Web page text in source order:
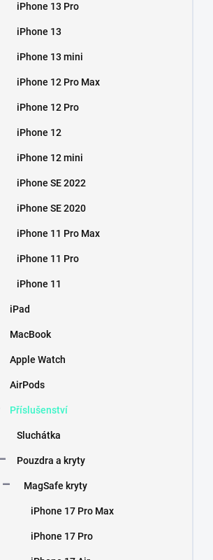
iPhone 13 Pro
iPhone 13
iPhone 13 mini
iPhone 12 Pro Max
iPhone 12 Pro
iPhone 12
iPhone 12 mini
iPhone SE 2022
iPhone SE 2020
iPhone 11 Pro Max
iPhone 11 Pro
iPhone 11
iPad
MacBook
Apple Watch
AirPods
Příslušenství
Sluchátka
Pouzdra a kryty
MagSafe kryty
iPhone 17 Pro Max
iPhone 17 Pro